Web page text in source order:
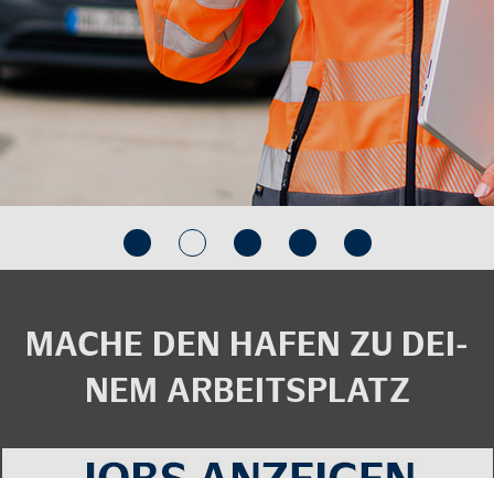
MACHE DEN HAFEN ZU DEI­
NEM AR­BEITS­PLATZ